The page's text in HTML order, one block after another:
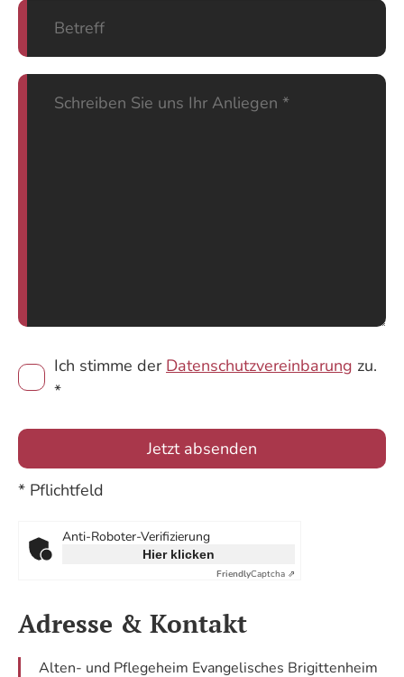
Adresse & Kontakt
Alten- und Pflegeheim Evangelisches Brigittenheim
Ich stimme der Datenschutzvereinbarung zu.
*
* Pflichtfeld
Anti-Roboter-Verifizierung
Hier klicken
FriendlyCaptcha ⇗